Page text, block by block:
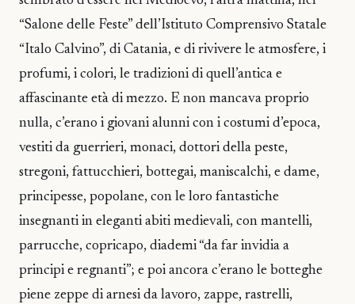
“Salone delle Feste” dell’Istituto Comprensivo Statale
“Italo Calvino”, di Catania, e di rivivere le atmosfere, i
profumi, i colori, le tradizioni di quell’antica e
affascinante età di mezzo. E non mancava proprio
nulla, c’erano i giovani alunni con i costumi d’epoca,
vestiti da guerrieri, monaci, dottori della peste,
stregoni, fattucchieri, bottegai, maniscalchi, e dame,
principesse, popolane, con le loro fantastiche
insegnanti in eleganti abiti medievali, con mantelli,
parrucche, copricapo, diademi “da far invidia a
principi e regnanti”; e poi ancora c’erano le botteghe
piene zeppe di arnesi da lavoro, zappe, rastrelli,